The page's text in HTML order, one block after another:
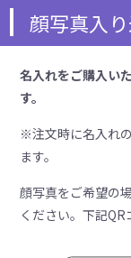
顔写真入
名入れをご購入い
す。
※注文時に名入れ
ます。
顔写真をご希望の
ください。下記QR